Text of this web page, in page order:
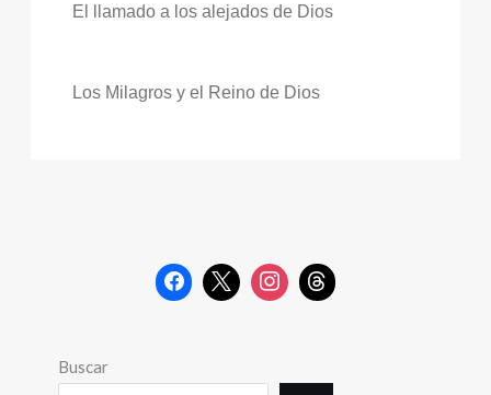
El llamado a los alejados de Dios
Los Milagros y el Reino de Dios
Buscar